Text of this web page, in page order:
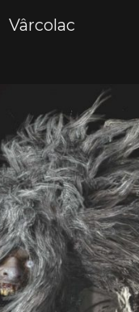
Vârcolac